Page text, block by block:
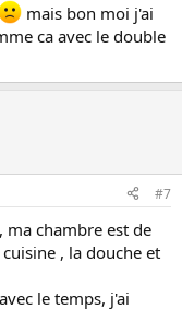
mais bon moi j'ai
ca avec le double
#7
ma chambre est de
, la douche et
le temps, j'ai